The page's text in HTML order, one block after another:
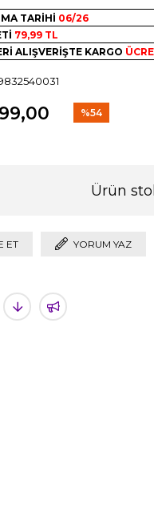
TARİHİ 06/26
79,99 TL
ALIŞVERİŞTE KARGO
%54
Ürün
ET YORUM YAZ